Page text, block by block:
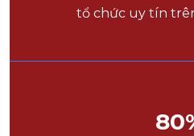
tổ chức uy tín
80